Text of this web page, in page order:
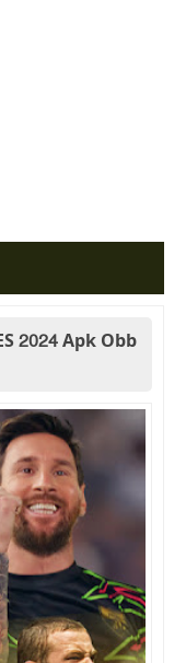
2024 Apk Obb